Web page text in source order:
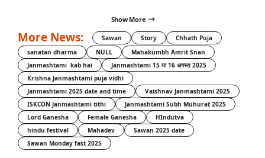
Show More
More News: Sawan Story
Chhath Puja
sanatan dharma
NULL
Mahakumbh Amrit Snan
Janmashtami kab hai
Janmashtami 15 या 16 अगस्त 2025
Krishna Janmashtami puja vidhi
Janmashtami 2025 date and time
Vaishnav Janmashtami 2025
ISKCON Janmashtami tithi
Janmashtami Subh Muhurat 2025
Lord Ganesha
Female Ganesha
HIndutva
hindu festival
Mahadev
Sawan 2025 date
Sawan Monday fast 2025